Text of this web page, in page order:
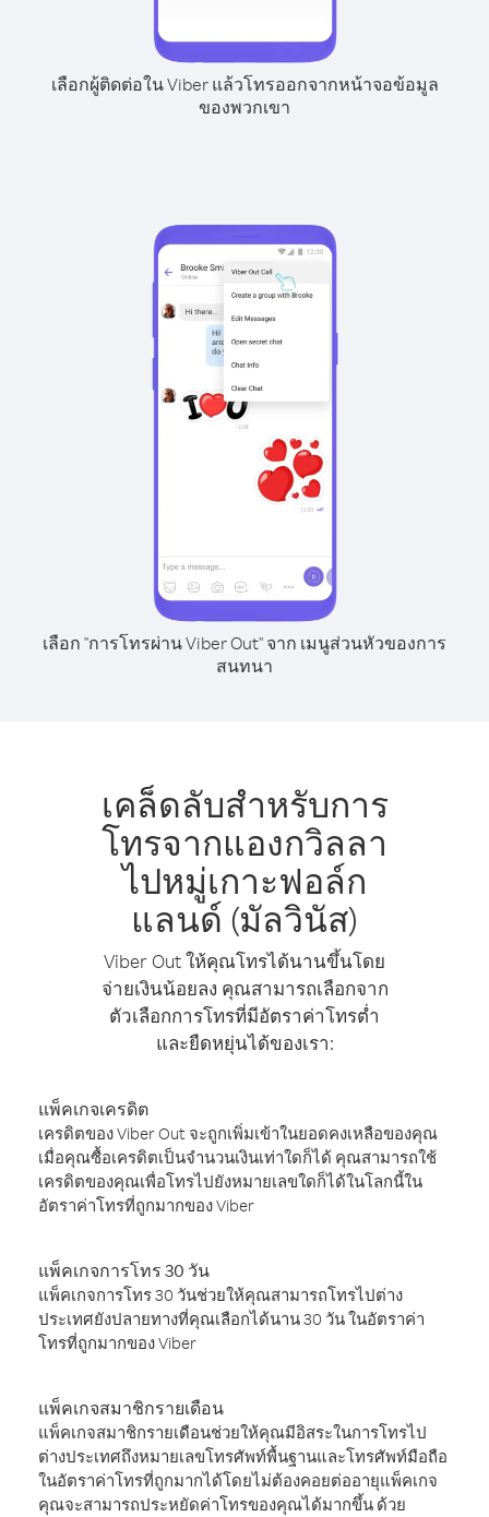
เลือกผู้ติดต่อใน Viber แล้วโทรออกจากหน้าจอข้อมูล
ของพวกเขา
เลือก "การโทรผ่าน Viber Out" จาก เมนูส่วนหัวของการ
สนทนา
เคล็ดลับสำหรับการ
โทรจากแองกวิลลา
ไปหมู่เกาะฟอล์ก
แลนด์ (มัลวินัส)
Viber Out ให้คุณโทรได้นานขึ้นโดย
จ่ายเงินน้อยลง คุณสามารถเลือกจาก
ตัวเลือกการโทรที่มีอัตราค่าโทรต่ำ
และยืดหยุ่นได้ของเรา:
แพ็คเกจเครดิต
เครดิตของ Viber Out จะถูกเพิ่มเข้าในยอดคงเหลือของคุณ
เมื่อคุณซื้อเครดิตเป็นจำนวนเงินเท่าใดก็ได้ คุณสามารถใช้
เครดิตของคุณเพื่อโทรไปยังหมายเลขใดก็ได้ในโลกนี้ใน
อัตราค่าโทรที่ถูกมากของ Viber
แพ็คเกจการโทร 30 วัน
แพ็คเกจการโทร 30 วันช่วยให้คุณสามารถโทรไปต่าง
ประเทศยังปลายทางที่คุณเลือกได้นาน 30 วัน ในอัตราค่า
โทรที่ถูกมากของ Viber
แพ็คเกจสมาชิกรายเดือน
แพ็คเกจสมาชิกรายเดือนช่วยให้คุณมีอิสระในการโทรไป
ต่างประเทศถึงหมายเลขโทรศัพท์พื้นฐานและโทรศัพท์มือถือ
ในอัตราค่าโทรที่ถูกมากได้โดยไม่ต้องคอยต่ออายุแพ็คเกจ
คุณจะสามารถประหยัดค่าโทรของคุณได้มากขึ้น ด้วย